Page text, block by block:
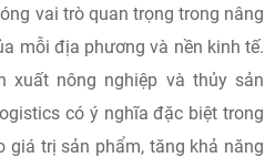
vai trò quan trọng trong nâng
mỗi địa phương và nền kinh tế.
xuất nông nghiệp và thủy sản
có ý nghĩa đặc biệt trong
giá trị sản phẩm, tăng khả năng